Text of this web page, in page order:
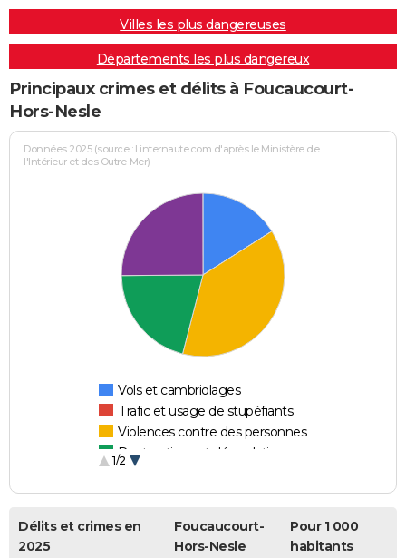
Villes les plus dangereuses
Départements les plus dangereux
Principaux crimes et délits à Foucaucourt-
Hors-Nesle
Données 2025 (source : Linternaute.com d'après le Ministère de
l'Intérieur et des Outre-Mer)
Vols et cambriolages
Trafic et usage de stupéfiants
Violences contre des personnes
Destructions et dégradations
1/2
Délits et crimes en
2025
Foucaucourt-
Hors-Nesle
Pour 1 000
habitants